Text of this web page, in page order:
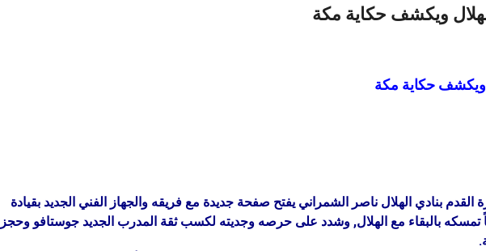
ويكشف حكاية مكة
ويكشف حكاية مكة
القدم بنادي الهلال ناصر الشمراني يفتح صفحة جديدة مع فريقه والجهاز الفني الجديد بقيادة
تمسكه بالبقاء مع الهلال, وشدد على حرصه وجديته لكسب ثقة المدرب الجديد جوستافو وحجز